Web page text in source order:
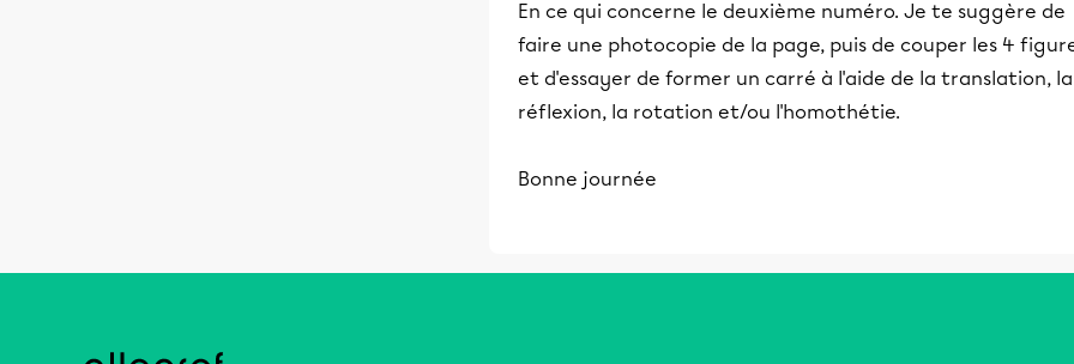
En ce qui concerne le deuxième numéro. Je te suggère de
faire une photocopie de la page, puis de couper les 4
et d'essayer de former un carré à l'aide de la translation, la
réflexion, la rotation et/ou l'homothétie.
Bonne journée